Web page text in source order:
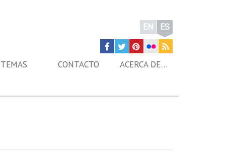
EN ES
TEMAS CONTACTO ACERCA DE…